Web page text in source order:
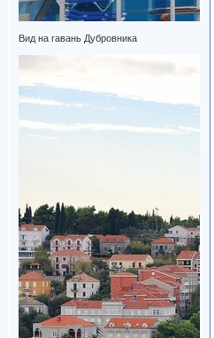
Вид на гавань Дубровника